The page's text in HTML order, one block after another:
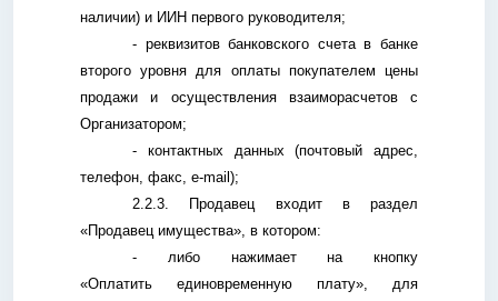
наличии) и ИИН первого руководителя;
- реквизитов банковского счета в банке
второго уровня для оплаты покупателем цены
продажи и осуществления взаиморасчетов с
Организатором;
- контактных данных (почтовый адрес,
телефон, факс, е-mail );
2.2.3. Продавец входит в раздел
«Продавец имущества», в котором:
- либо нажимает на кнопку
«Оплатить единовременную плату», для